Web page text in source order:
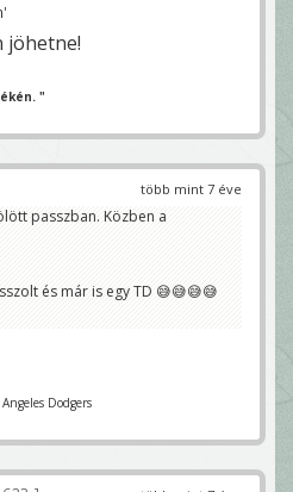
jöhetne!
"
több mint 7 éve
passzban. Közben a
és már is egy TD 😅😅😅😅
Dodgers